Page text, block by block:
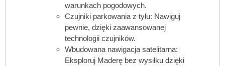
warunkach pogodowych.
Czujniki parkowania z tyłu: Nawiguj
pewnie, dzięki zaawansowanej
technologii czujników.
Wbudowana nawigacja satelitarna:
Eksploruj Maderę bez wysiłku dzięki